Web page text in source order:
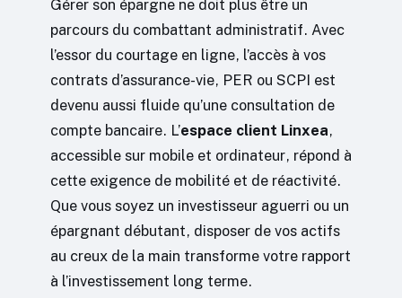
Gérer son épargne ne doit plus être un
parcours du combattant administratif. Avec
l’essor du courtage en ligne, l’accès à vos
contrats d’assurance-vie, PER ou SCPI est
devenu aussi fluide qu’une consultation de
compte bancaire. L’espace client Linxea,
accessible sur mobile et ordinateur, répond à
cette exigence de mobilité et de réactivité.
Que vous soyez un investisseur aguerri ou un
épargnant débutant, disposer de vos actifs
au creux de la main transforme votre rapport
à l’investissement long terme.